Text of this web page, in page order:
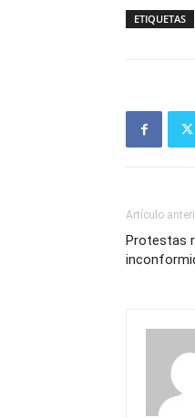
ETIQUETAS
Artículo
Protestas